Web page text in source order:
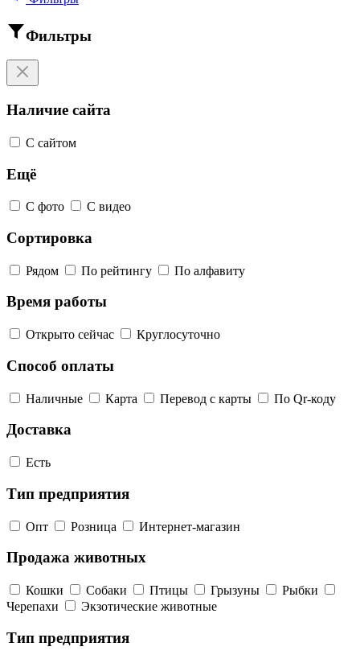
Фильтры
Наличие сайта
С сайтом
Ещё
С фото С видео
Сортировка
Рядом По рейтингу По алфавиту
Время работы
Открыто сейчас Круглосуточно
Способ оплаты
Наличные Карта Перевод с карты По Qr-коду
Доставка
Есть
Тип предприятия
Опт Розница Интернет-магазин
Продажа животных
Кошки Собаки Птицы Грызуны
Рыбки
Черепахи
Экзотические животные
Тип предприятия